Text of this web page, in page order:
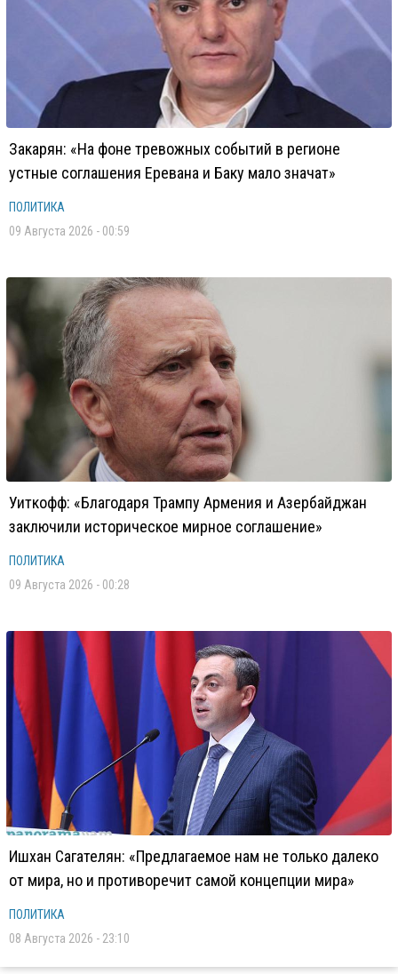
Закарян: «На фоне тревожных событий в регионе
устные соглашения Еревана и Баку мало значат»
ПОЛИТИКА
09 Августа 2026 - 00:59
Уиткофф: «Благодаря Трампу Армения и Азербайджан
заключили историческое мирное соглашение»
ПОЛИТИКА
09 Августа 2026 - 00:28
Ишхан Сагателян: «Предлагаемое нам не только далеко
от мира, но и противоречит самой концепции мира»
ПОЛИТИКА
08 Августа 2026 - 23:10